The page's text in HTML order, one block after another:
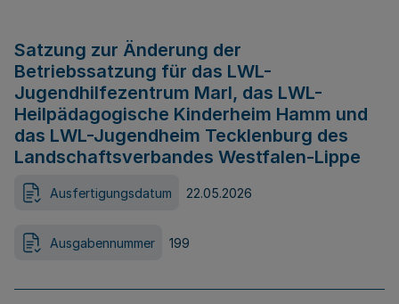
Satzung zur Änderung der
Betriebssatzung für das LWL-
Jugendhilfezentrum Marl, das LWL-
Heilpädagogische Kinderheim Hamm und
das LWL-Jugendheim Tecklenburg des
Landschaftsverbandes Westfalen-Lippe
Ausfertigungsdatum 22.05.2026
Ausgabennummer 199